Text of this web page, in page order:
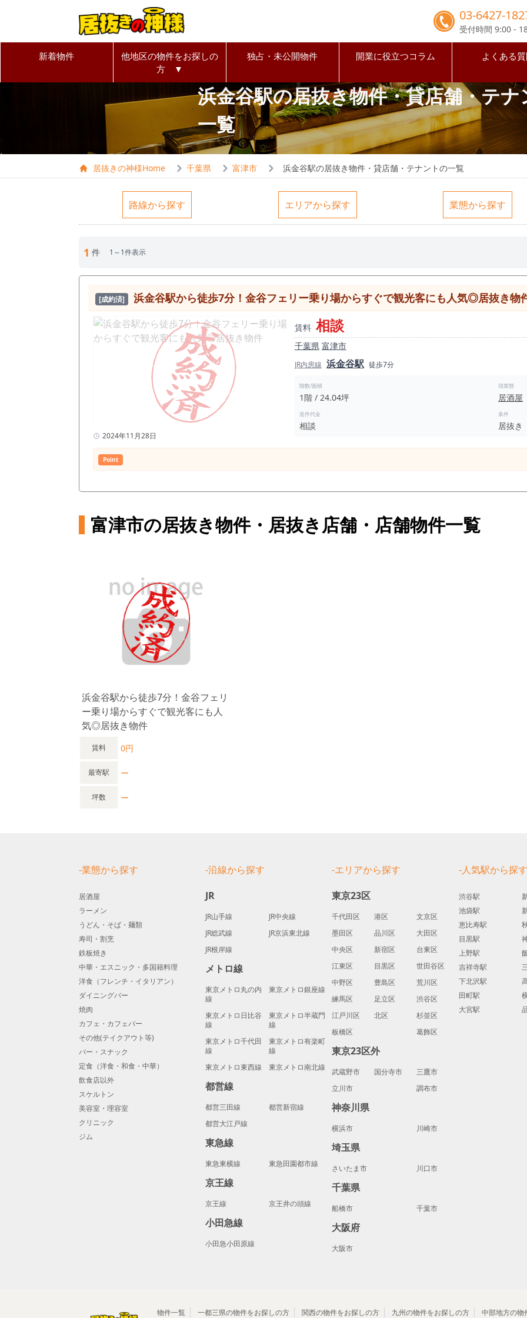
03-6427-
受付時間 9:00 -
新着物件
他地区の物件をお探しの
方 ▼
独占・未公開物件 開業に役立つコラム よくある
浜金谷駅の居抜き物件・貸店舗・テナ
一覧
居抜きの神様Home 千葉県 富津市 浜金谷駅の居抜き物件・貸店舗・テナントの一覧
路線から探す エリアから探す 業態から探す
1 件 1～1件表示
[成約済] 浜金谷駅から徒歩7分！金谷フェリー乗り場からすぐで観光客にも人気◎居抜き物
2024年11月28日
賃料 相談
千葉県 富津市
JR内房線 浜金谷駅 徒歩7分
階数/面積
1階 / 24.04坪
現業態
居酒屋
造作代金
相談
条件
居抜き
Point
富津市の居抜き物件・居抜き店舗・店舗物件一覧
浜金谷駅から徒歩7分！金谷フェリ
ー乗り場からすぐで観光客にも人
気◎居抜き物件
賃料 0円
最寄駅 ー
坪数 ー
-業態から探す
居酒屋
ラーメン
うどん・そば・麺類
寿司・割烹
鉄板焼き
中華・エスニック・多国籍料理
洋食（フレンチ・イタリアン）
ダイニングバー
焼肉
カフェ・カフェバー
その他(テイクアウト等)
バー・スナック
定食（洋食・和食・中華）
飲食店以外
スケルトン
美容室・理容室
クリニック
ジム
-沿線から探す
JR
JR山手線
JR中央線
JR総武線
JR京浜東北線
JR根岸線
メトロ線
東京メトロ丸の内
線
東京メトロ銀座線
東京メトロ日比谷
線
東京メトロ半蔵門
線
東京メトロ千代田
線
東京メトロ有楽町
線
東京メトロ東西線
東京メトロ南北線
都営線
都営三田線
都営新宿線
都営大江戸線
東急線
東急東横線 東急田園都市線
京王線
京王線 京王井の頭線
小田急線
小田急小田原線
-エリアから探す
東京23区
千代田区 港区
文京区
墨田区
品川区
大田区
中央区
新宿区
台東区
江東区
目黒区
世田谷区
中野区
豊島区
荒川区
練馬区
足立区
渋谷区
江戸川区
北区
杉並区
板橋区
葛飾区
東京23区外
武蔵野市 国分寺市
三鷹市
立川市
調布市
神奈川県
横浜市 川崎市
埼玉県
さいたま市 川口市
千葉県
船橋市 千葉市
大阪府
大阪市
-人気駅から探す
渋谷駅
池袋駅
恵比寿駅
目黒駅
上野駅
吉祥寺駅
下北沢駅
田町駅
大宮駅
物件一覧 一都三県の物件をお探しの方 関西の物件をお探しの方 九州の物件をお探しの方 中部地方の物